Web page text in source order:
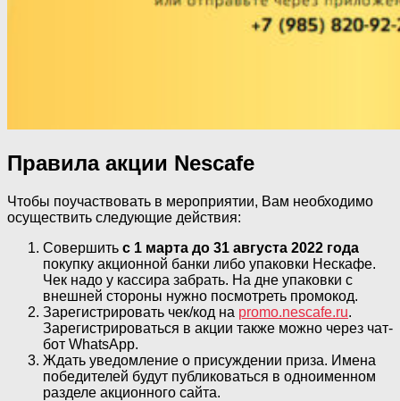
Правила акции Nescafe
Чтобы поучаствовать в мероприятии, Вам необходимо
осуществить следующие действия:
Совершить с 1 марта до 31 августа 2022 года
покупку акционной банки либо упаковки Нескафе.
Чек надо у кассира забрать. На дне упаковки с
внешней стороны нужно посмотреть промокод.
Зарегистрировать чек/код на promo.nescafe.ru.
Зарегистрироваться в акции также можно через чат-
бот WhatsApp.
Ждать уведомление о присуждении приза. Имена
победителей будут публиковаться в одноименном
разделе акционного сайта.